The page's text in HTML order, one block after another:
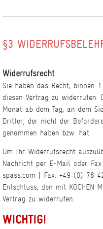
§3
Widerrufsrecht
Sie haben das Recht, binnen
diesen Vertrag zu
Monat ab dem Tag, an dem
Dritter, der nicht der
genommen haben bzw. hat.
Um Ihr Widerrufsrecht
Nachricht per E-Mail oder
spass.com | Fax: +49 (0) 78
Entschluss, den mit KOCHEN
Vertrag zu widerrufen.
WICHTIG!